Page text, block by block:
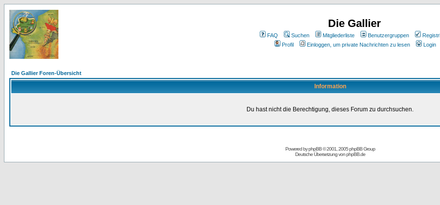
Die Gallier
FAQ Suchen Mitgliederliste Benutzergruppen
Profil
Einloggen, um private Nachrichten zu lesen Login
Die Gallier Foren-Übersicht
Information
Du hast nicht die Berechtigung, dieses Forum zu durchsuchen.
Powered byphpBB© 2001, 2005 phpBB Group
Deutsche Übersetzung vonphpBB.de